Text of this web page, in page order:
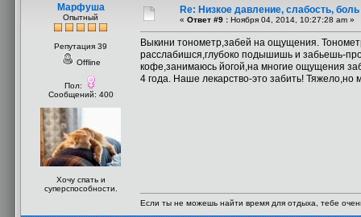
Марфуша
Опытный
Репутация 39
Offline
Пол:
Сообщений: 400
Хочу спать и
суперспособности.
Re: Низкое давление, слабость,
« Ответ #9 : Ноября 04, 2014, 10:27:28 am »
Выкини тонометр,забей на ощущения.
расслабишся,глубоко подышишь и забьешь-
кофе,занимаюсь йогой,на многие ощущения
4 года. Наше лекарство-это забить! Тяжело,но
Если ты не можешь найти время для отдыха, тебе